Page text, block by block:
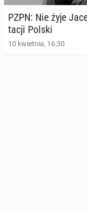
PZPN: Nie żyje
ta­cji Polski
10 kwietnia, 16:30